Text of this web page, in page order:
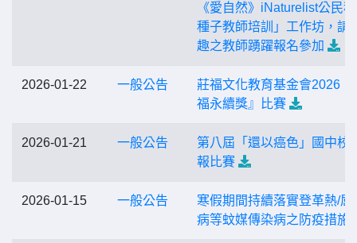
《愛自然》iNaturelist公民
種子教師培訓」工作坊，請
趣之教師踴躍報名參加
2026-01-22 一般公告
莊福文化教育基金會2026『
福永續獎』比賽
2026-01-21 一般公告
第八屆「還以癌色」國中校
報比賽
2026-01-15 一般公告
寒假期間持續落實登革熱/屈
病等蚊媒傳染病之防疫措施